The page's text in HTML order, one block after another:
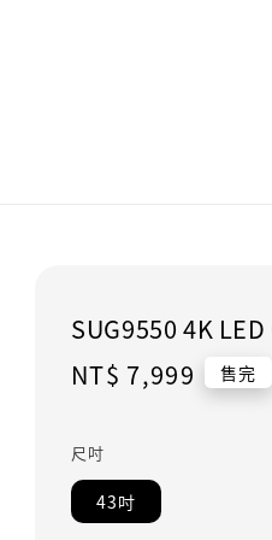
SUG9550 4K
Regular
NT$ 7,999 售完
尺吋
43吋